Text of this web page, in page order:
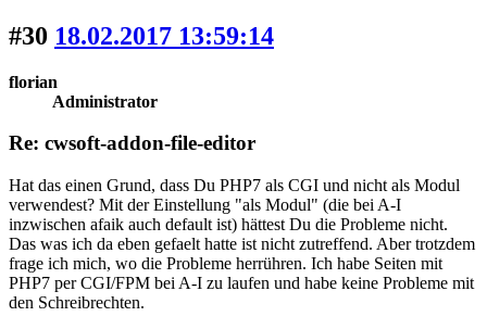
#30 18.02.2017 13:59:14
florian
Administrator
Re: cwsoft-addon-file-editor
Hat das einen Grund, dass Du PHP7 als CGI und nicht als Modul
verwendest? Mit der Einstellung "als Modul" (die bei A-I
inzwischen afaik auch default ist) hättest Du die Probleme nicht.
Das was ich da eben gefaelt hatte ist nicht zutreffend. Aber trotzdem
frage ich mich, wo die Probleme herrühren. Ich habe Seiten mit
PHP7 per CGI/FPM bei A-I zu laufen und habe keine Probleme mit
den Schreibrechten.